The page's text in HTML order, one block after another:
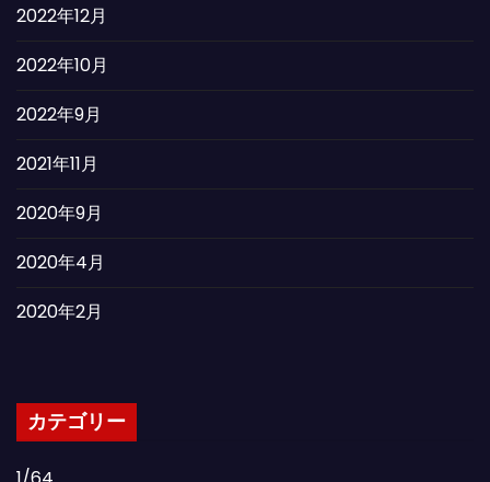
2022年12月
2022年10月
2022年9月
2021年11月
2020年9月
2020年4月
2020年2月
カテゴリー